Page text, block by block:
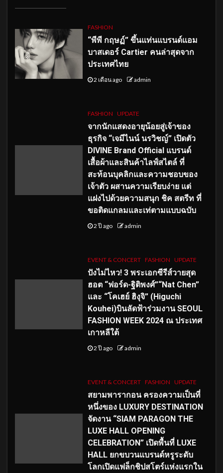
FASHION
“พีพี กฤษฏ์” ขึ้นแท่นแบรนด์แอม
บาสเดอร์ Cartier คนล่าสุดจาก
ประเทศไทย
2 เดือน ago admin
FASHION UPDATE
จากนักแสดงอายุน้อยสู่เจ้าของ
ธุรกิจ “เจมีไนน์ นรวิชญ์” เปิดตัว
DIVINE Brand Official แบรนด์
เสื้อผ้าและสินค้าไลฟ์สไตล์ ที่
สะท้อนบุคลิกและความชอบของ
เจ้าตัว ผสานความเรียบง่าย แต่
แฝงไปด้วยความสนุก ชิค สตรีท ที่
ขอติดแกลมและเท่ตามแบบฉบับ
2 ปี ago admin
EVENT & CONCERT FASHION UPDATE
ปังไม่ไหว! 3 พระเอกซีรีส์วายสุด
ฮอต “ฟอร์ด-ฐิติพงศ์”“Nat Chen”
และ “โคเฮย์ ฮิงุจิ” (Higuchi
Kouhei)บินลัดฟ้าร่วมงาน SEOUL
FASHION WEEK 2024 ณ ประเทศ
เกาหลีใต้
2 ปี ago admin
EVENT & CONCERT FASHION UPDATE
สยามพารากอน ครองความเป็นที่
หนึ่งของ LUXURY DESTINATION
จัดงาน “SIAM PARAGON THE
LUXE HALL OPENING
CELEBRATION” เปิดพื้นที่ LUXE
HALL ยกขบวนแบรนด์หรูระดับ
โลกเปิดแฟล็กชิปสโตร์แห่งแรกใน